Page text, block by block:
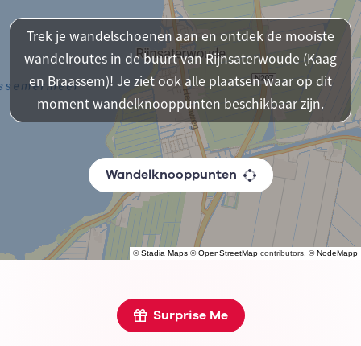
©Stadia Maps ©OpenStreetMap contributors, ©NodeMapp
Trek je wandelschoenen aan en ontdek de mooiste
wandelroutes in de buurt van Rijnsaterwoude (Kaag
en Braassem)! Je ziet ook alle plaatsen waar op dit
moment wandelknooppunten beschikbaar zijn.
Wandelknooppunten
Surprise Me